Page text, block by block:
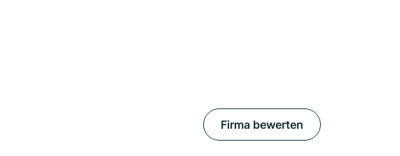
Firma bewerten